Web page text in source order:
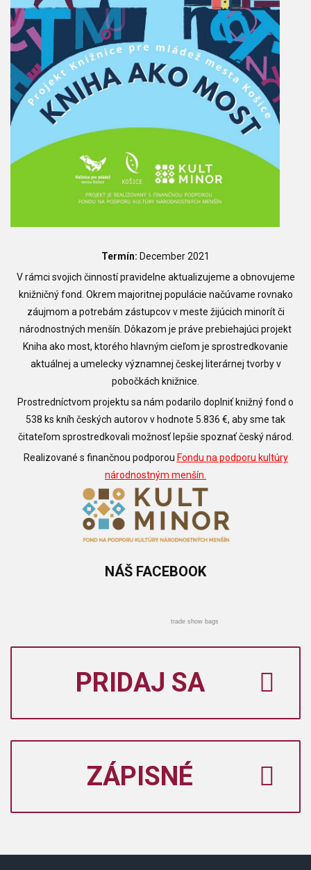
Termín: December 2021
V rámci svojich činností pravidelne aktualizujeme a obnovujeme
knižničný fond. Okrem majoritnej populácie načúvame rovnako
záujmom a potrebám zástupcov v meste žijúcich minorít či
národnostných menšín. Dôkazom je práve prebiehajúci projekt
Kniha ako most, ktorého hlavným cieľom je sprostredkovanie
aktuálnej a umelecky významnej českej literárnej tvorby v
pobočkách knižnice.
Prostredníctvom projektu sa nám podarilo doplniť knižný fond o
538 ks kníh českých autorov v hodnote 5.836 €, aby sme tak
čitateľom sprostredkovali možnosť lepšie spoznať český národ.
Realizované s finančnou podporou Fondu na podporu kultúry
národnostným menšín.
NÁŠ FACEBOOK
trade show bags
PRIDAJ SA
ZÁPISNÉ